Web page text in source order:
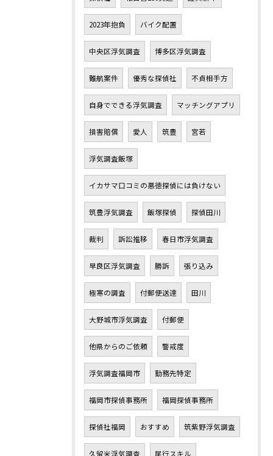
2023年抱負 バイク配置
中央区浮気調査 博多区浮気調査
難航案件 優秀な探偵社 不貞相手方
自身でできる浮気調査 マッチングアプリ
損害賠償 愛人 筑豊 宮若
浮気調査飯塚
イカサマ口コミの悪徳探偵には負けない
筑豊浮気調査 飯塚探偵 探偵田川
裁判 訴訟推移 春日市浮気調査
早良区浮気調査 勝訴 張り込み
極寒の調査 付郵便送達 田川
大野城市浮気調査 付郵便
他県からのご依頼 警戒度
浮気調査福岡市 勤務先特定
福岡市探偵事務所 福岡探偵事務所
探偵社福岡 おすすめ 筑紫野浮気調査
久留米浮気調査 尾行スキル